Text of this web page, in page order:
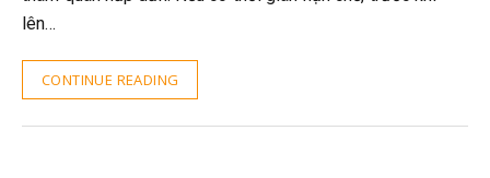
lên…
CONTINUE READING